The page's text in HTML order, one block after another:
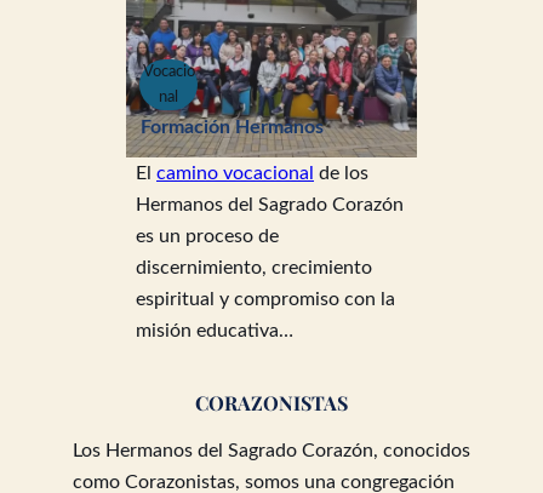
Vocacio
nal
Formación Hermanos
El camino vocacional de los
Hermanos del Sagrado Corazón
es un proceso de
discernimiento, crecimiento
espiritual y compromiso con la
misión educativa…
CORAZONISTAS
Los Hermanos del Sagrado Corazón, conocidos
como Corazonistas, somos una congregación